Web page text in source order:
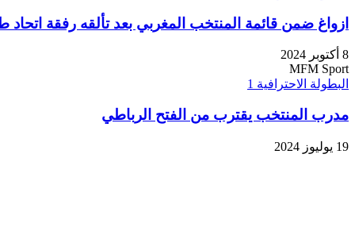
ازواغ ضمن قائمة المنتخب المغربي بعد تألقه رفقة اتحاد
8 أكتوبر 2024
MFM Sport
البطولة الاحترافية 1
مدرب المنتخب يقترب من الفتح الرباطي
19 يوليوز 2024